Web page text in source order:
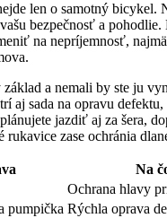
len o samotný
bezpečnosť a pohodlie.
na nepríjemnosť,
a nemali by ste ju
aj sada na opravu
jazdiť aj za šera,
rukavice zase ochránia
Na
Ochrana hlavy
pumpička Rýchla oprava